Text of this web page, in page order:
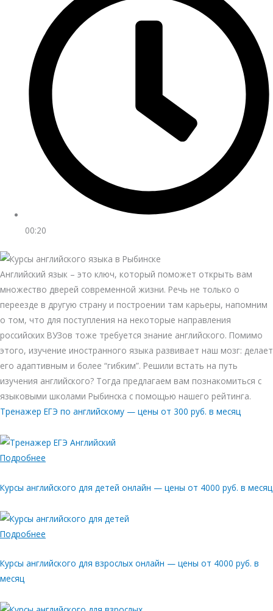
00:20
Английский язык – это ключ, который поможет открыть вам
множество дверей современной жизни. Речь не только о
переезде в другую страну и построении там карьеры, напомним
о том, что для поступления на некоторые направления
российских ВУЗов тоже требуется знание английского. Помимо
этого, изучение иностранного языка развивает наш мозг: делает
его адаптивным и более “гибким”. Решили встать на путь
изучения английского? Тогда предлагаем вам познакомиться с
языковыми школами Рыбинска с помощью нашего рейтинга.
Тренажер ЕГЭ по английскому — цены от 300 руб. в месяц
Подробнее
Курсы английского для детей онлайн — цены от 4000 руб. в месяц
Подробнее
Курсы английского для взрослых онлайн — цены от 4000 руб. в
месяц